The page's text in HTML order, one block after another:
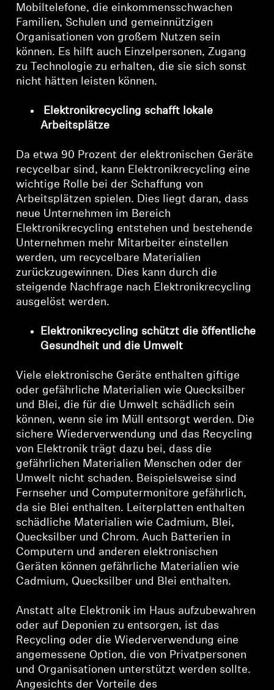
Mobiltelefone, die einkommensschwachen
Familien, Schulen und gemeinnützigen
Organisationen von großem Nutzen sein
können. Es hilft auch Einzelpersonen, Zugang
zu Technologie zu erhalten, die sie sich sonst
nicht hätten leisten können.
Elektronikrecycling schafft lokale
Arbeitsplätze
Da etwa 90 Prozent der elektronischen Geräte
recycelbar sind, kann Elektronikrecycling eine
wichtige Rolle bei der Schaffung von
Arbeitsplätzen spielen. Dies liegt daran, dass
neue Unternehmen im Bereich
Elektronikrecycling entstehen und bestehende
Unternehmen mehr Mitarbeiter einstellen
werden, um recycelbare Materialien
zurückzugewinnen. Dies kann durch die
steigende Nachfrage nach Elektronikrecycling
ausgelöst werden.
Elektronikrecycling schützt die öffentliche
Gesundheit und die Umwelt
Viele elektronische Geräte enthalten giftige
oder gefährliche Materialien wie Quecksilber
und Blei, die für die Umwelt schädlich sein
können, wenn sie im Müll entsorgt werden. Die
sichere Wiederverwendung und das Recycling
von Elektronik trägt dazu bei, dass die
gefährlichen Materialien Menschen oder der
Umwelt nicht schaden. Beispielsweise sind
Fernseher und Computermonitore gefährlich,
da sie Blei enthalten. Leiterplatten enthalten
schädliche Materialien wie Cadmium, Blei,
Quecksilber und Chrom. Auch Batterien in
Computern und anderen elektronischen
Geräten können gefährliche Materialien wie
Cadmium, Quecksilber und Blei enthalten.
Anstatt alte Elektronik im Haus aufzubewahren
oder auf Deponien zu entsorgen, ist das
Recycling oder die Wiederverwendung eine
angemessene Option, die von Privatpersonen
und Organisationen unterstützt werden sollte.
Angesichts der Vorteile des